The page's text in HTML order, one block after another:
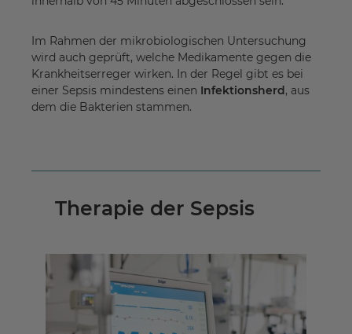
Im Rahmen der mikrobiologischen Untersuchung
wird auch geprüft, welche Medikamente gegen die
Krankheitserreger wirken. In der Regel gibt es bei
einer Sepsis mindestens einen Infektionsherd, aus
dem die Bakterien stammen.
Therapie der Sepsis